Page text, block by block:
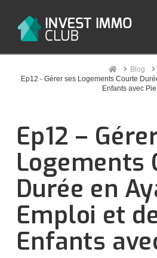
HomeBlog
Ep12 - Gérer ses Logements Courte
Enfants avec
Ep12 –
Logements
Durée en
Emploi et
Enfants